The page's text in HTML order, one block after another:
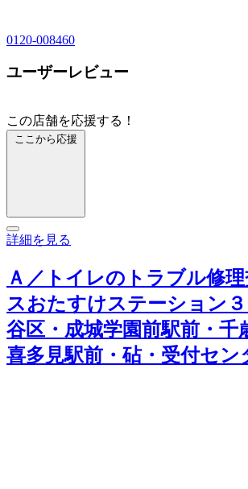
0120-008460
ユーザーレビュー
この店舗を応援する！
ここから応援
詳細を見る
Ａ／トイレのトラブル修
スおたすけステーション３
谷区・成城学園前駅前・千
喜多見駅前・砧・受付セン